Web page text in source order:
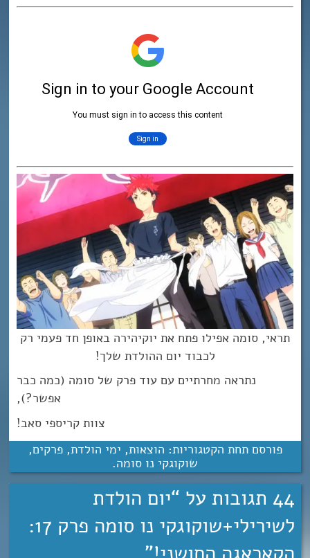
תראי, סומה אפילו פתח את יוקיהירה באופן חד פעמי רק
לכבוד יום ההולדת שלך!
נתראה מחרתיים עם עוד פרק של סומה (כמה כבר
אפשר?),
צוות קריספי סאב!
פורסם תחת הקטגוריות: הוצאות, ימי הולדת,פרקים,
שוקוגקי נו סומה.
44 תגובות על “
יום הולדת
לשירילי+שוקוגקי נו סומה פרק 17: